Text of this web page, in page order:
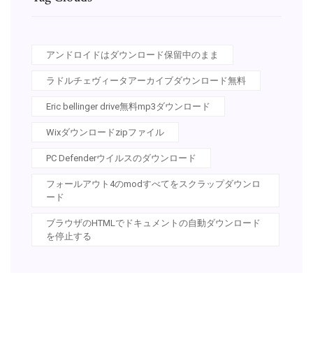
アンドロイドはダウンロード保留中のまま
ラドルチェヴィータアーカイブダウンロード無料
Eric bellinger drive無料mp3ダウンロード
Wixダウンロードzipファイル
PC Defenderウイルスのダウンロード
フォールアウト4のmodすべてをスクラップダウンロ
ード
ブラウザのHTMLでドキュメントの自動ダウンロード
を停止する